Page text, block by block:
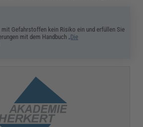
mit Gefahrstoffen kein Risiko ein und erfüllen Sie
mit dem Handbuch „Die